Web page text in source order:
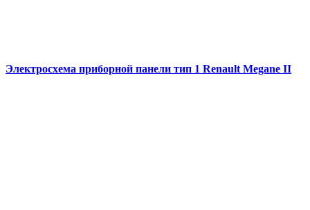
Электросхема приборной панели тип 1 Renault Megane II